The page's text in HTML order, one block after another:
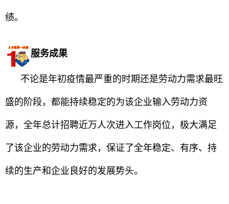
绩。
服务成果
不论是年初疫情最严重的时期还是劳动力需求最旺
盛的阶段，都能持续稳定的为该企业输入劳动力资
源，全年总计招聘近万人次进入工作岗位，极大满足
了该企业的劳动力需求，保证了全年稳定、有序、持
续的生产和企业良好的发展势头。